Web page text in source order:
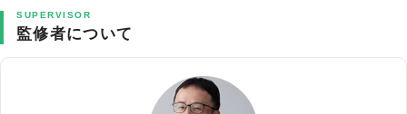
SUPERVISOR
監修者について